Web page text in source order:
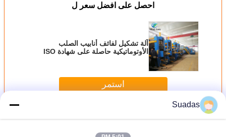
احصل على افضل سعر ل
آلة تشكيل لفائف أنابيب الصلب
الأوتوماتيكية حاصلة على شهادة ISO
استمر
أكثرآلة تصنيع أنابيب الصلب
Suadas